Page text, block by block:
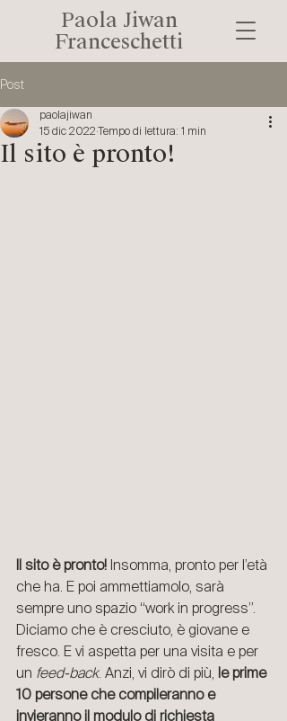
Paola Jiwan
Franceschetti
Post
Il sito è pronto!
paolajiwan
15 dic 2022Tempo di lettura: 1 min
Il sito è pronto! Insomma, pronto per l’età
che ha. E poi ammettiamolo, sarà
sempre uno spazio “work in progress”.
Diciamo che è cresciuto, è giovane e
fresco. E vi aspetta per una visita e per
un feed-back. Anzi, vi dirò di più, le prime
10 persone che compileranno e
invieranno il modulo di richiesta